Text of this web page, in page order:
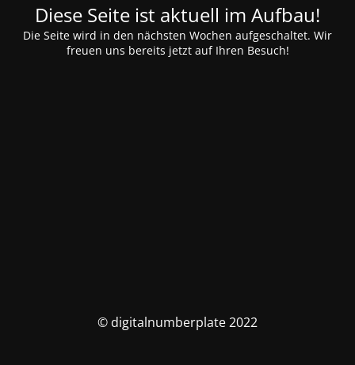
Diese Seite ist aktuell im Aufbau!
Die Seite wird in den nächsten Wochen aufgeschaltet. Wir
freuen uns bereits jetzt auf Ihren Besuch!
© digitalnumberplate 2022